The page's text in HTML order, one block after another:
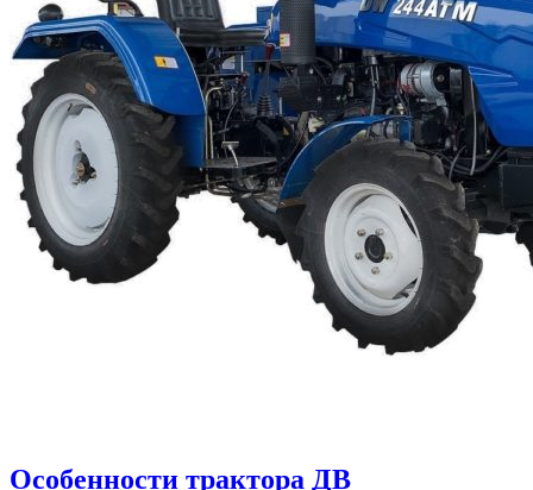
Особенности трактора ДВ